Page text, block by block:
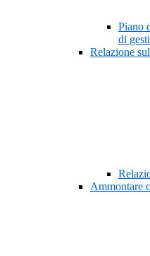
Piano
di
Relazione
Ammontare